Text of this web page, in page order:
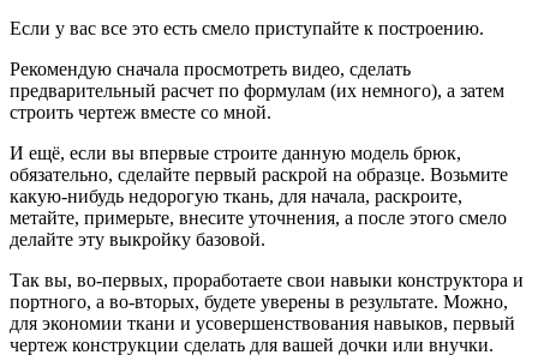
Если у вас все это есть смело приступайте к построению.
Рекомендую сначала просмотреть видео, сделать
предварительный расчет по формулам (их немного), а затем
строить чертеж вместе со мной.
И ещё, если вы впервые строите данную модель брюк,
обязательно, сделайте первый раскрой на образце. Возьмите
какую-нибудь недорогую ткань, для начала, раскроите,
метайте, примерьте, внесите уточнения, а после этого смело
делайте эту выкройку базовой.
Так вы, во-первых, проработаете свои навыки конструктора и
портного, а во-вторых, будете уверены в результате. Можно,
для экономии ткани и усовершенствования навыков, первый
чертеж конструкции сделать для вашей дочки или внучки.